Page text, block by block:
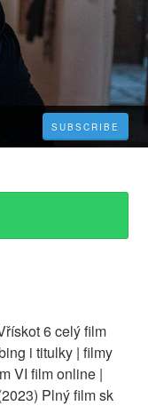
SUBSCRIBE
6 celý film
i titulky | filmy
VI film online |
Plný film sk